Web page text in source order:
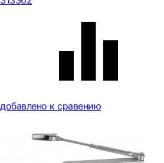
добавлено к сравению